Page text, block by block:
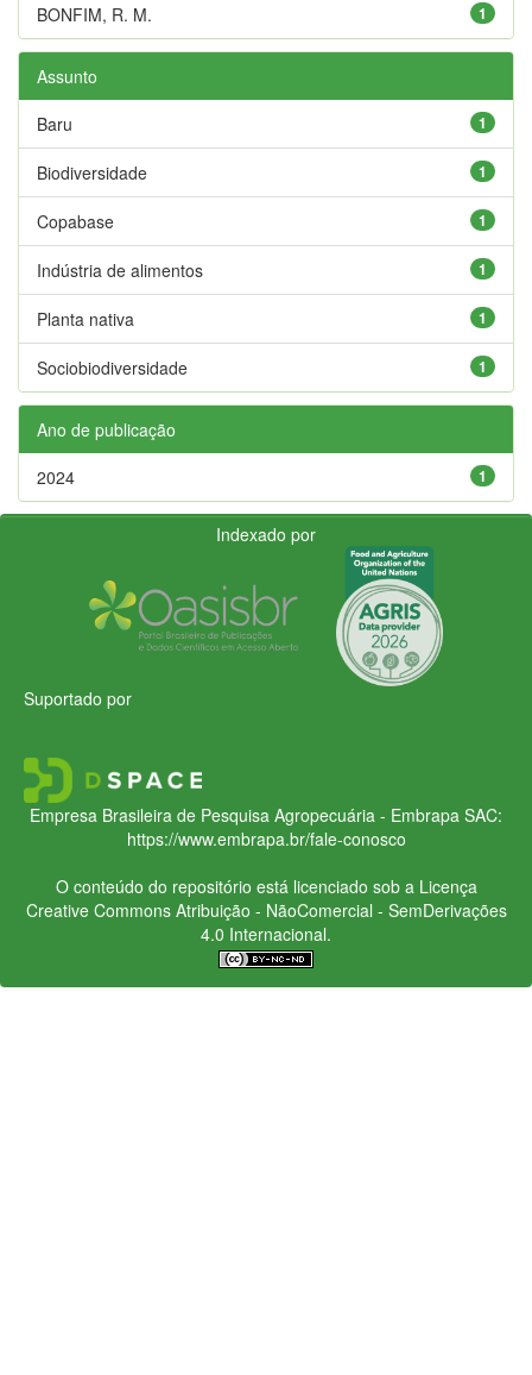
1
BONFIM, R. M.
Assunto
1
Baru
1
Biodiversidade
1
Copabase
1
Indústria de alimentos
1
Planta nativa
1
Sociobiodiversidade
Ano de publicação
1
2024
Indexado por
Suportado por
Empresa Brasileira de Pesquisa Agropecuária - Embrapa SAC:
https://www.embrapa.br/fale-conosco
O conteúdo do repositório está licenciado sob a Licença
Creative CommonsAtribuição - NãoComercial - SemDerivações
4.0 Internacional.